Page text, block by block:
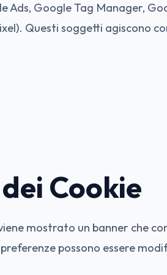
Ads, Google Tag Manager,
Questi soggetti agiscono
Cookie
mostrato un banner che
possono essere